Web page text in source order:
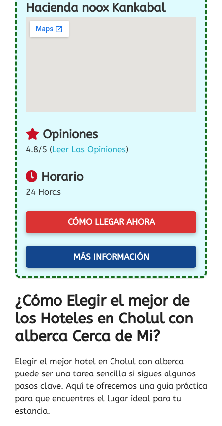
Hacienda noox Kankabal
Opiniones
4.8/5 (Leer Las Opiniones)
Horario
24 Horas
CÓMO LLEGAR AHORA
MÁS INFORMACIÓN
¿Cómo Elegir el mejor de
los Hoteles en Cholul con
alberca Cerca de Mi?
Elegir el mejor hotel en Cholul con alberca
puede ser una tarea sencilla si sigues algunos
pasos clave. Aquí te ofrecemos una guía práctica
para que encuentres el lugar ideal para tu
estancia.